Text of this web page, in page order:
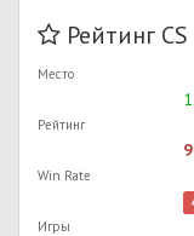
Рейтинг
Место
Рейтинг
Win Rate
Игры